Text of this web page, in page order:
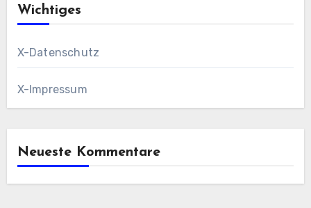
Wichtiges
X-Datenschutz
X-Impressum
Neueste Kommentare